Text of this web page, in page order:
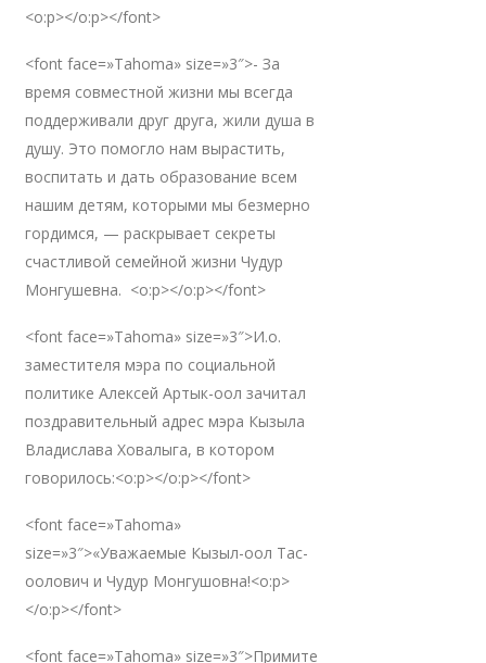
<o:p></o:p></font>
<font face=»Tahoma» size=»3″>- За
время совместной жизни мы всегда
поддерживали друг друга, жили душа в
душу. Это помогло нам вырастить,
воспитать и дать образование всем
нашим детям, которыми мы безмерно
гордимся, — раскрывает секреты
счастливой семейной жизни Чудур
Монгушевна. <o:p></o:p></font>
<font face=»Tahoma» size=»3″>И.о.
заместителя мэра по социальной
политике Алексей Артык-оол зачитал
поздравительный адрес мэра Кызыла
Владислава Ховалыга, в котором
говорилось:<o:p></o:p></font>
<font face=»Tahoma»
size=»3″>«Уважаемые Кызыл-оол Тас-
оолович и Чудур Монгушовна!<o:p>
</o:p></font>
<font face=»Tahoma» size=»3″>Примите